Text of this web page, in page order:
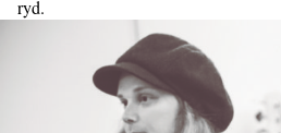
ryd.